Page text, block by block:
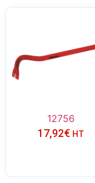
12756
17,92€ HT